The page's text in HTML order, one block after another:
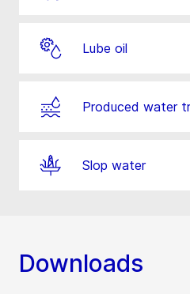
Lube oil
Produced water
Slop water
Downloads